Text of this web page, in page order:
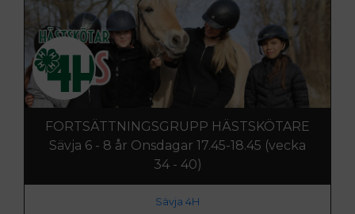
FORTSÄTTNINGSGRUPP HÄSTSKÖTARE
Sävja 6 - 8 år Onsdagar 17.45-18.45 (vecka
34 - 40)
Sävja 4H